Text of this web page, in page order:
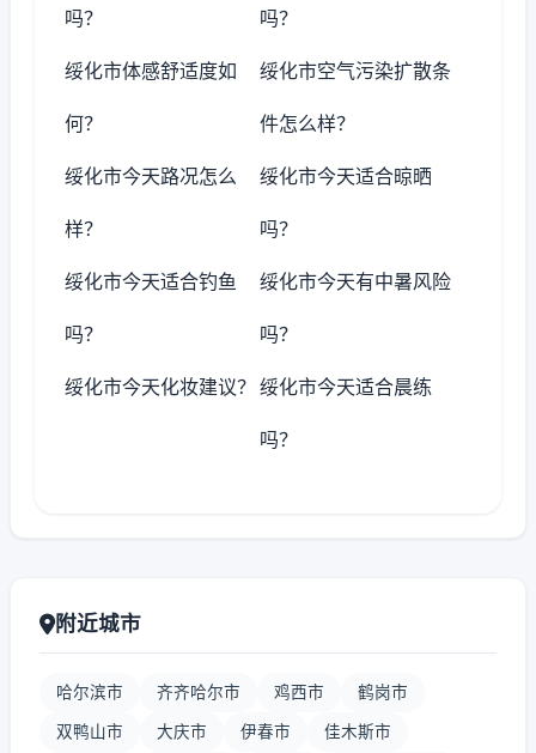
吗？ 吗？
绥化市体感舒适度如
何？
绥化市空气污染扩散条
件怎么样？
绥化市今天路况怎么
样？
绥化市今天适合晾晒
吗？
绥化市今天适合钓鱼
吗？
绥化市今天有中暑风险
吗？
绥化市今天化妆建议？ 绥化市今天适合晨练
吗？
附近城市
哈尔滨市 齐齐哈尔市 鸡西市 鹤岗市
双鸭山市 大庆市 伊春市 佳木斯市